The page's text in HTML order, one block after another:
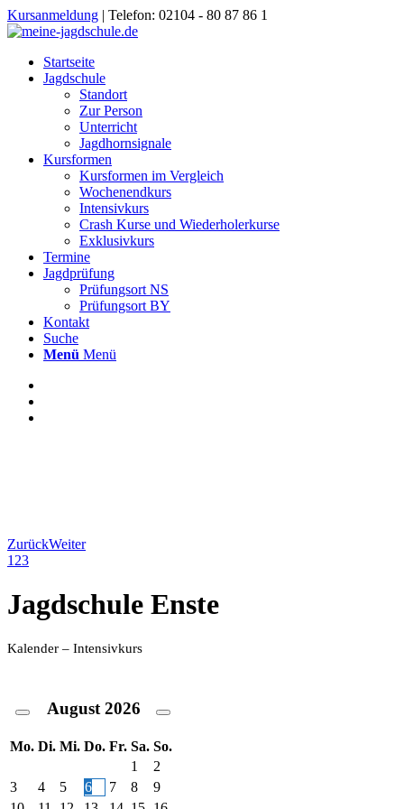
Kursanmeldung | Telefon: 02104 - 80 87 86 1
Startseite
Jagdschule
Standort
Zur Person
Unterricht
Jagdhornsignale
Kursformen
Kursformen im Vergleich
Wochenendkurs
Intensivkurs
Crash Kurse und Wiederholerkurse
Exklusivkurs
Termine
Jagdprüfung
Prüfungsort NS
Prüfungsort BY
Kontakt
Suche
Menü Menü
ZurückWeiter
1 23
Jagdschule Enste
Kalender – Intensivkurs
August 2026
Mo. Di. Mi. Do. Fr. Sa. So.
1
2
3
4 5 6 7 8
9